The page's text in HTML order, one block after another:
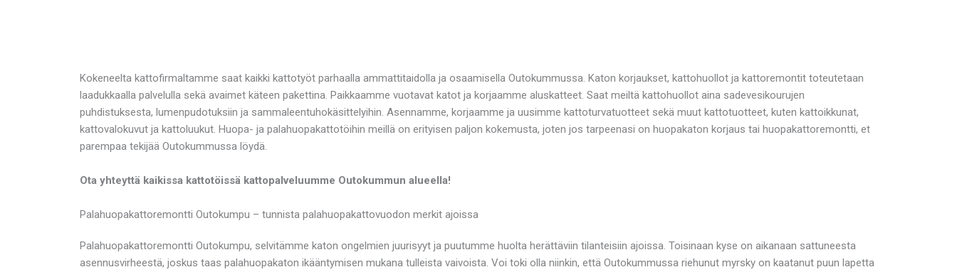
Kokeneelta kattofirmaltamme saat kaikki kattotyöt parhaalla ammattitaidolla ja osaamisella Outokummussa. Katon korjaukset, kattohuollot ja kattoremontit toteutetaan
laadukkaalla palvelulla sekä avaimet käteen pakettina. Paikkaamme vuotavat katot ja korjaamme aluskatteet. Saat meiltä kattohuollot aina sadevesikourujen
puhdistuksesta, lumenpudotuksiin ja sammaleentuhokäsittelyihin. Asennamme, korjaamme ja uusimme kattoturvatuotteet sekä muut kattotuotteet, kuten kattoikkunat,
kattovalokuvut ja kattoluukut. Huopa- ja palahuopakattotöihin meillä on erityisen paljon kokemusta, joten jos tarpeenasi on huopakaton korjaus tai huopakattoremontti, et
parempaa tekijää Outokummussa löydä.
Ota yhteyttä kaikissa kattotöissä kattopalveluumme Outokummun alueella!
Palahuopakattoremontti Outokumpu – tunnista palahuopakattovuodon merkit ajoissa
Palahuopakattoremontti Outokumpu, selvitämme katon ongelmien juurisyyt ja puutumme huolta herättäviin tilanteisiin ajoissa. Toisinaan kyse on aikanaan sattuneesta
asennusvirheestä, joskus taas palahuopakaton ikääntymisen mukana tulleista vaivoista. Voi toki olla niinkin, että Outokummussa riehunut myrsky on kaatanut puun lapetta